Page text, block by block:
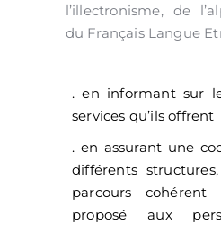
l’illectronisme, de
du Français Langue
. en informant sur
services qu’ils offrent
. en assurant une
différents
parcours
proposé aux